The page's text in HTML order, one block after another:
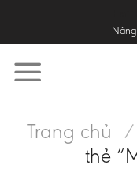
to
content
Trang chủ /
thẻ